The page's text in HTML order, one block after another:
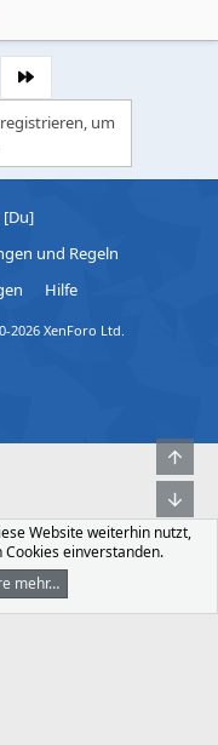
Letzte
um
[Du]
und Regeln
Hilfe
XenForo Ltd.
Anmelden
Website weiterhin nutzt,
einverstanden.
mehr…